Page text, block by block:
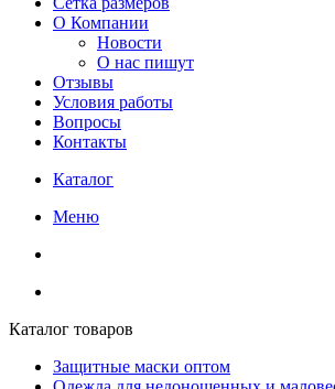
О Компании
Новости
О нас пишут
Отзывы
Условия работы
Вопросы
Контакты
Каталог
Меню
Каталог товаров
Защитные маски оптом